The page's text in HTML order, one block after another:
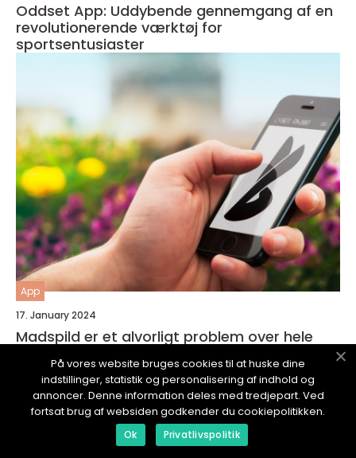
Oddset App: Uddybende gennemgang af en
revolutionerende værktøj for
sportsentusiaster
App
17. January 2024
Madspild er et alvorligt problem over hele
COMPUTERGUIDERNE.
På vores website bruges cookies til at huske dine
indstillinger, statistik og personalisering af indhold og
annoncer. Denne information deles med tredjepart. Ved
fortsat brug af websiden godkender du cookiepolitikken.
Ok Privatlivspolitik